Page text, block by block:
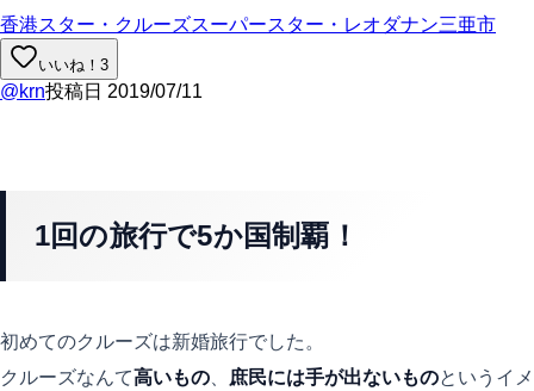
香港スター・クルーズスーパースター・レオダナン三亜市
いいね！ 3
@krn投稿日 2019/07/11
1回の旅行で5か国制覇！
初めてのクルーズは新婚旅行でした。
クルーズなんて高いもの 庶民には手が出ないものというイメ